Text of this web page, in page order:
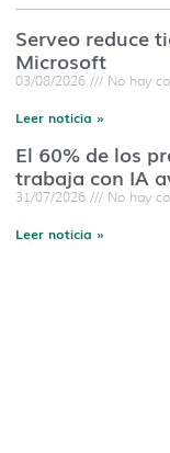
Serveo reduce
Microsoft
03/08/2026 No hay
Leer noticia »
El 60% de los
trabaja con IA
31/07/2026 No hay
Leer noticia »